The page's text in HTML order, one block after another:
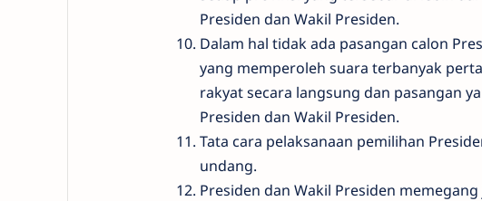
Presiden dan Wakil Presiden.
Dalam hal tidak ada pasangan calon
yang memperoleh suara terbanyak
rakyat secara langsung dan pasangan
Presiden dan Wakil Presiden.
Tata cara pelaksanaan pemilihan
undang.
Presiden dan Wakil Presiden